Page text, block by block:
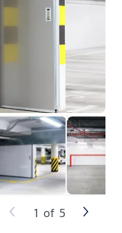
1 of 5